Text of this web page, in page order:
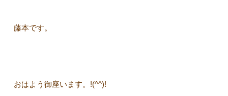
藤本です。
おはよう御座います。!(^^)!